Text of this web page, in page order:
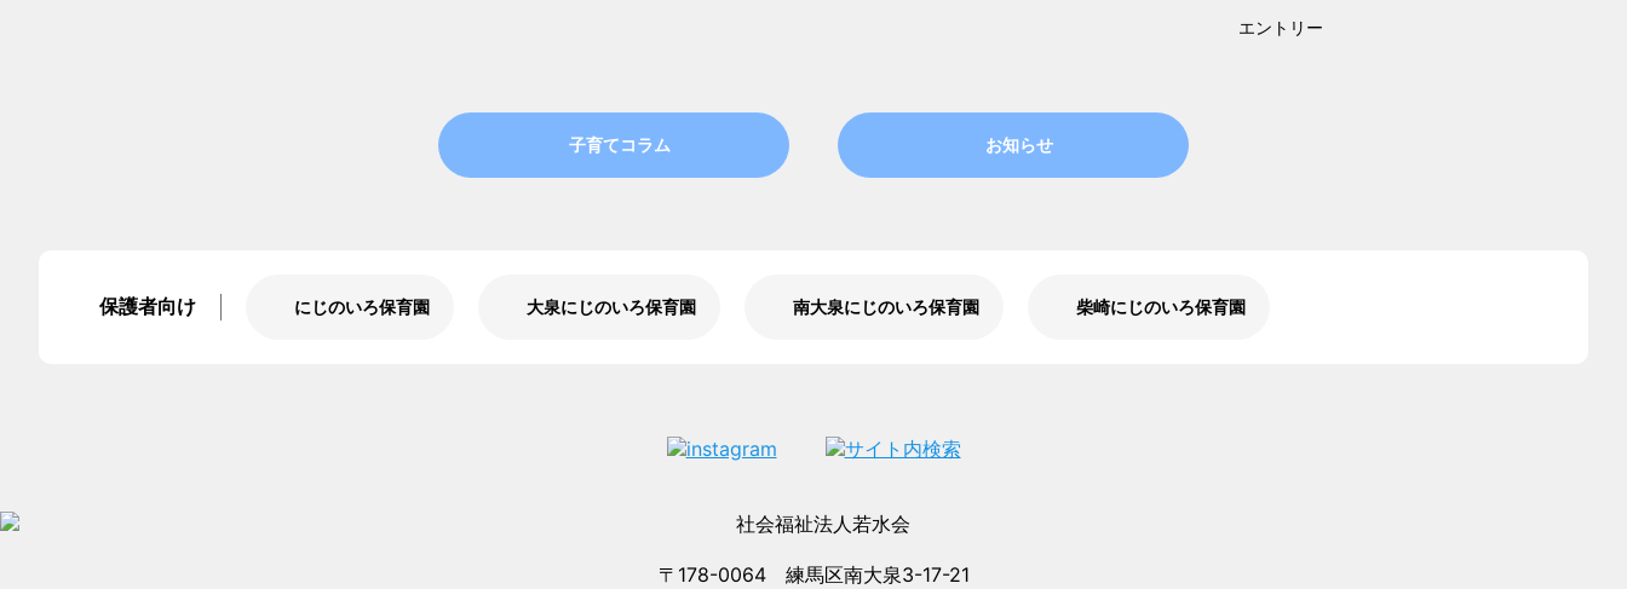
エントリー
子育てコラム お知らせ
保護者向け にじのいろ保育園 大泉にじのいろ保育園 南大泉にじのいろ保育園 柴崎にじのいろ保育園
〒178-0064 練馬区南大泉3-17-21